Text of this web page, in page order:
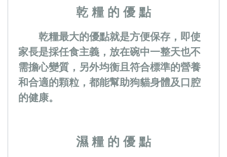
乾 糧 的 優 點
乾糧最大的優點就是方便保存，即使
家長是採任食主義，放在碗中一整天也不
需擔心變質，另外均衡且符合標準的營養
和合適的顆粒，都能幫助狗貓身體及口腔
的健康。
濕 糧 的 優 點